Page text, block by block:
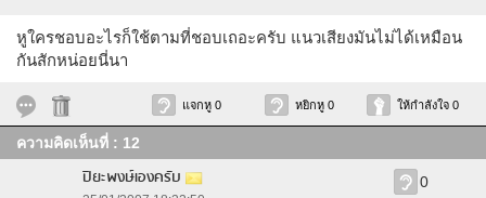
หูใครชอบอะไรก็ใช้ตามที่ชอบเถอะครับ แนวเสียงมันไม่ได้เหมือน
กันสักหน่อยนี่นา
แจกหู 0 หยิกหู 0 ให้กำลังใจ 0
ความคิดเห็นที่ : 12
ปิยะพงษ์เองครับ 0